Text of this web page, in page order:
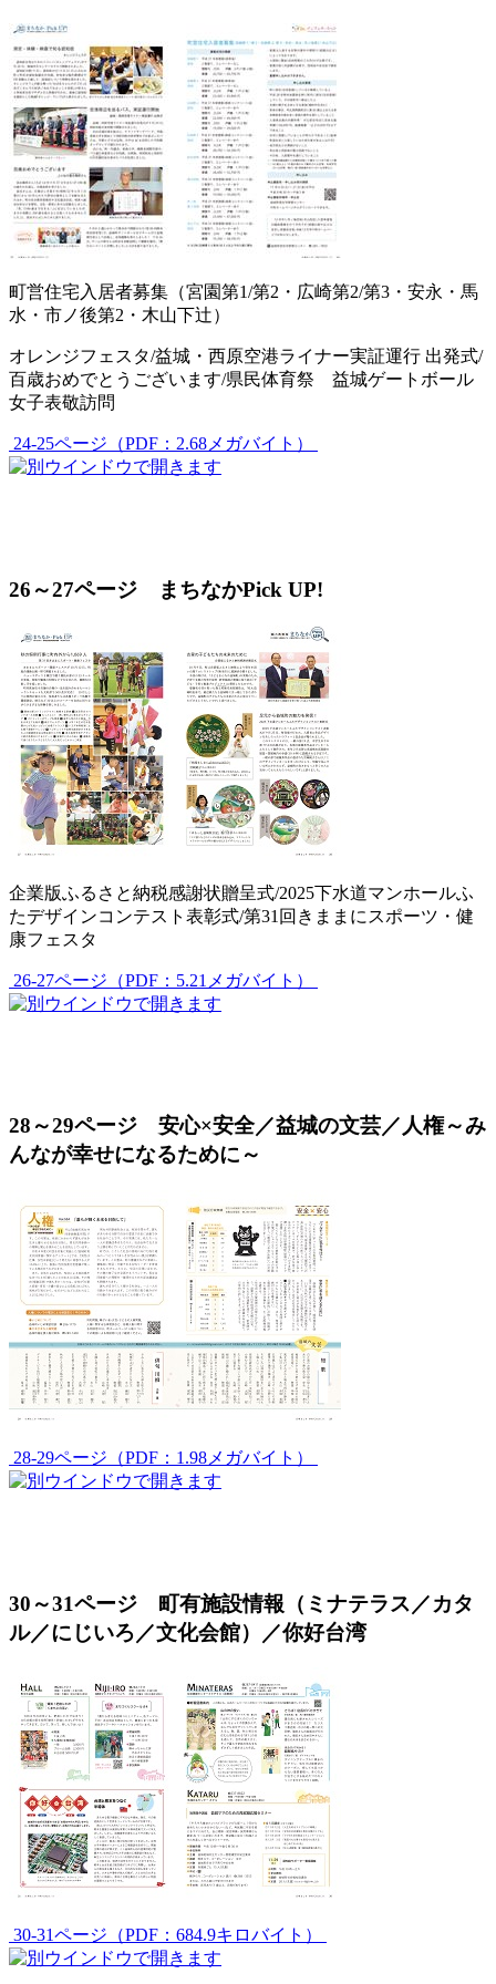
町営住宅入居者募集（宮園第1/第2・広崎第2/第3・安永・馬
水・市ノ後第2・木山下辻）
オレンジフェスタ/益城・西原空港ライナー実証運行 出発式/
百歳おめでとうございます/県民体育祭 益城ゲートボール
女子表敬訪問
24-25ページ（PDF：2.68メガバイト）
26～27ページ まちなかPick UP!
企業版ふるさと納税感謝状贈呈式/2025下水道マンホールふ
たデザインコンテスト表彰式/第31回きままにスポーツ・健
康フェスタ
26-27ページ（PDF：5.21メガバイト）
28～29ページ 安心×安全／益城の文芸／人権～み
んなが幸せになるために～
28-29ページ（PDF：1.98メガバイト）
30～31ページ 町有施設情報（ミナテラス／カタ
ル／にじいろ／文化会館）／你好台湾
30-31ページ（PDF：684.9キロバイト）